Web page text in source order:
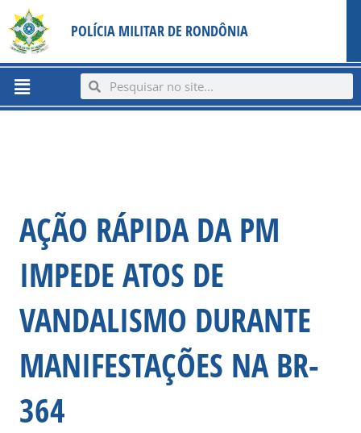
content
para
conteúdo
POLÍCIA MILITAR DE RONDÔNIA
Menu SearchSearch
AÇÃO RÁPIDA DA PM
IMPEDE ATOS DE
VANDALISMO DURANTE
MANIFESTAÇÕES NA BR-
364